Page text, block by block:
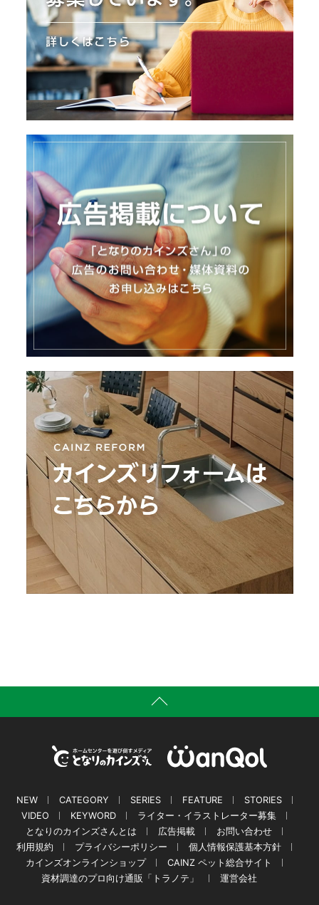
NEW CATEGORY SERIES FEATURE
STORIES
VIDEO
KEYWORD
ライター・イラストレーター募集
となりのカインズさんとは
広告掲載
お問い合わせ
利用規約
プライバシーポリシー
個人情報保護基本方針
カインズオンラインショップ
CAINZ ペット総合サイト
資材調達のプロ向け通販「トラノテ」
運営会社